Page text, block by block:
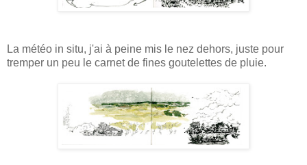
La météo in situ, j'ai à peine mis le nez dehors, juste pour
tremper un peu le carnet de fines goutelettes de pluie.